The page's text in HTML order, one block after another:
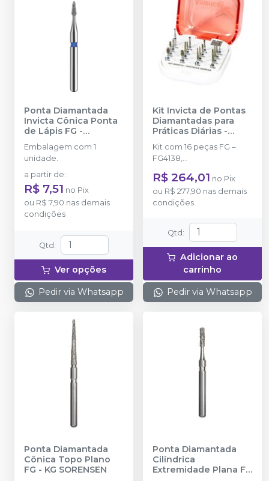
Ponta Diamantada
Invicta Cônica Ponta
de Lápis FG -
AMERICAN BURRS
Embalagem com 1
unidade.
a partir de:
R$ 7,51 no Pix
ou R$ 7,90 nas demais
condições
Qtd:
Ver opções
Pedir via Whatsapp
Kit Invicta de Pontas
Diamantadas para
Práticas Diárias -
AMERICAN BURRS
Kit com 16 peças FG –
FG4138,
FG3070,FG2200,FG2135,
FG2133, FG2067, FG1093,
FG1092, FG1091, FG1090,
FG1012HL,Acompanha
broqueiro autolavável de
34 Furos.
R$ 264,01 no Pix
ou R$ 277,90 nas demais
condições
Qtd:
Adicionar ao
carrinho
Pedir via Whatsapp
Ponta Diamantada
Cônica Topo Plano
FG - KG SORENSEN
Ponta Diamantada
Cilíndrica
Extremidade Plana FG